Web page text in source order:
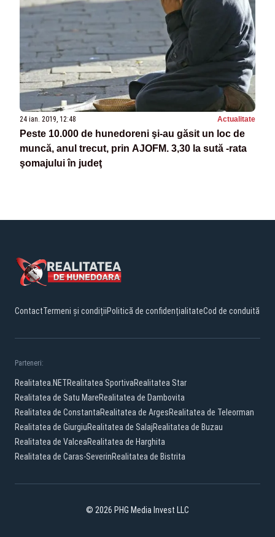
24 ian. 2019, 12:48 Actualitate
Peste 10.000 de hunedoreni şi-au găsit un loc de
muncă, anul trecut, prin AJOFM. 3,30 la sută -rata
şomajului în judeţ
ContactTermeni și condițiiPolitică de confidențialitateCod de conduită
Parteneri:
Realitatea.NETRealitatea SportivaRealitatea Star
Realitatea de Satu MareRealitatea de Dambovita
Realitatea de ConstantaRealitatea de ArgesRealitatea de Teleorman
Realitatea de GiurgiuRealitatea de SalajRealitatea de Buzau
Realitatea de ValceaRealitatea de Harghita
Realitatea de Caras-SeverinRealitatea de Bistrita
© 2026 PHG Media Invest LLC